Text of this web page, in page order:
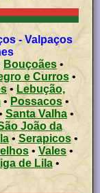
- Valpaços
Bouçoães •
e Curros •
•Lebução,
• Possacos•
Santa Valha •
João da
• Serapicos•
• Vales •
de Lila•